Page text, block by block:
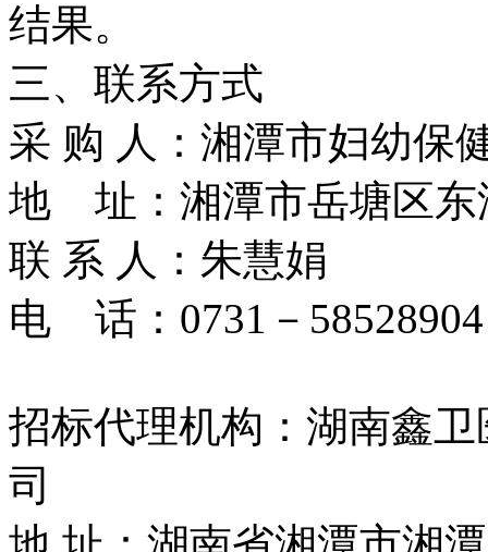
结果。
三、联系方式
采 购 人：湘潭市妇幼保
地 址：湘潭市岳塘区东
联 系 人：朱慧娟
电 话：0731－58528904
招标代理机构：湖南鑫
司